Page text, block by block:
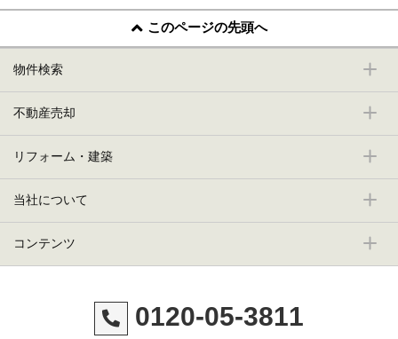
このページの先頭へ
物件検索
不動産売却
リフォーム・建築
当社について
コンテンツ
0120-05-3811